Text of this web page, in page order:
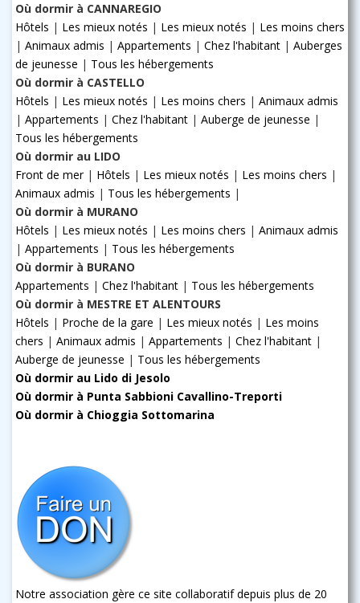
Où dormir à CANNAREGIO
Hôtels | Les mieux notés | Les mieux notés | Les moins chers
| Animaux admis | Appartements | Chez l'habitant | Auberges
de jeunesse | Tous les hébergements
Où dormir à CASTELLO
Hôtels | Les mieux notés | Les moins chers | Animaux admis
| Appartements | Chez l'habitant | Auberge de jeunesse |
Tous les hébergements
Où dormir au LIDO
Front de mer| Hôtels | Les mieux notés | Les moins chers |
Animaux admis | Tous les hébergements |
Où dormir à MURANO
Hôtels | Les mieux notés | Les moins chers | Animaux admis
| Appartements | Tous les hébergements
Où dormir à BURANO
Appartements | Chez l'habitant | Tous les hébergements
Où dormir à MESTRE ET ALENTOURS
Hôtels | Proche de la gare | Les mieux notés | Les moins
chers | Animaux admis | Appartements | Chez l'habitant |
Auberge de jeunesse | Tous les hébergements
Où dormir au Lido di Jesolo
Où dormir à Punta Sabbioni Cavallino-Treporti
Où dormir à Chioggia Sottomarina
Notre association gère ce site collaboratif depuis plus de 20